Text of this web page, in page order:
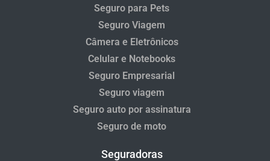
Seguro para Pets
Seguro Viagem
Câmera e Eletrônicos
Celular e Notebooks
Seguro Empresarial
Seguro viagem
Seguro auto por assinatura
Seguro de moto
Seguradoras